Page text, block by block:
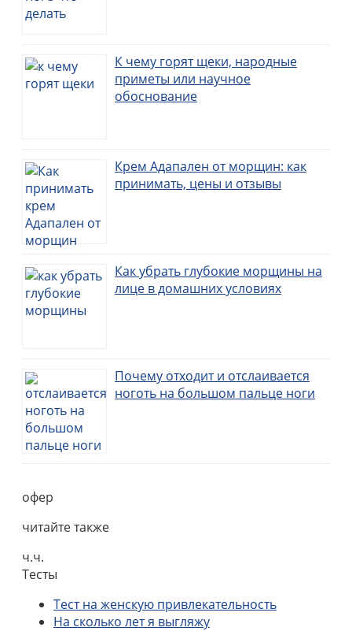
К чему горят щеки, народные
приметы или научное
обоснование
Крем Адапален от морщин: как
принимать, цены и отзывы
Как убрать глубокие морщины на
лице в домашних условиях
Почему отходит и отслаивается
ноготь на большом пальце ноги
офер
читайте также
ч.ч.
Тесты
Тест на женскую привлекательность
На сколько лет я выгляжу